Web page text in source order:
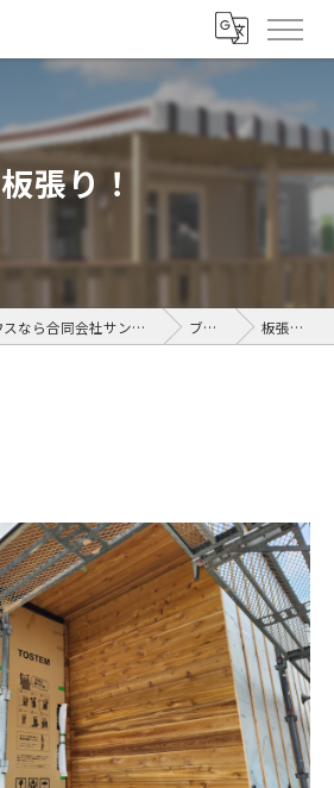
板張り！
広島でトレーラーハウスなら合同会社サンクビジョン ブログ 板張り！